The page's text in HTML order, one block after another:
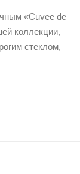
«Cuvee de
коллекции,
стеклом,